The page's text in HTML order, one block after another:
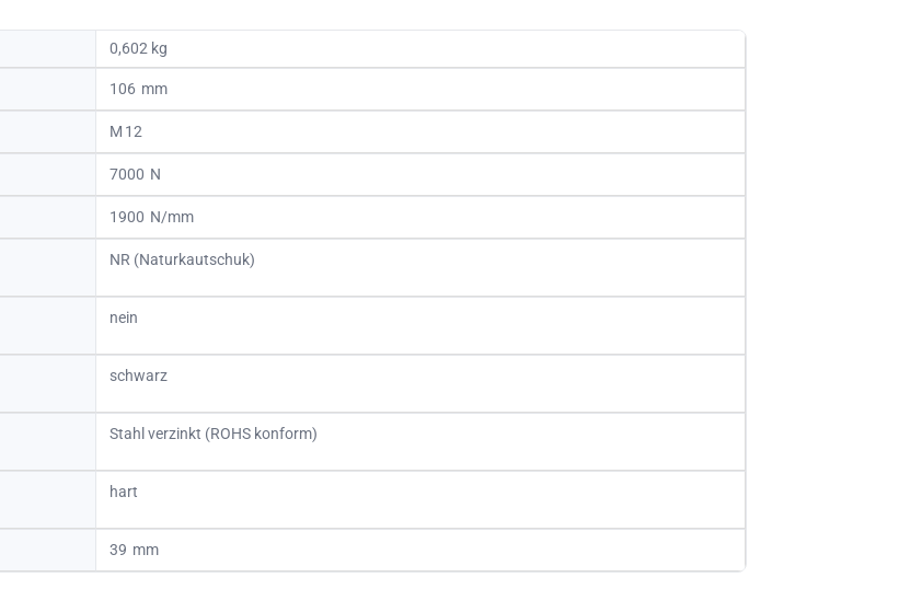
0,602 kg
106
12
7000
1900
NR (Naturkautschuk)
nein
schwarz
Stahl verzinkt (ROHS konform)
hart
39